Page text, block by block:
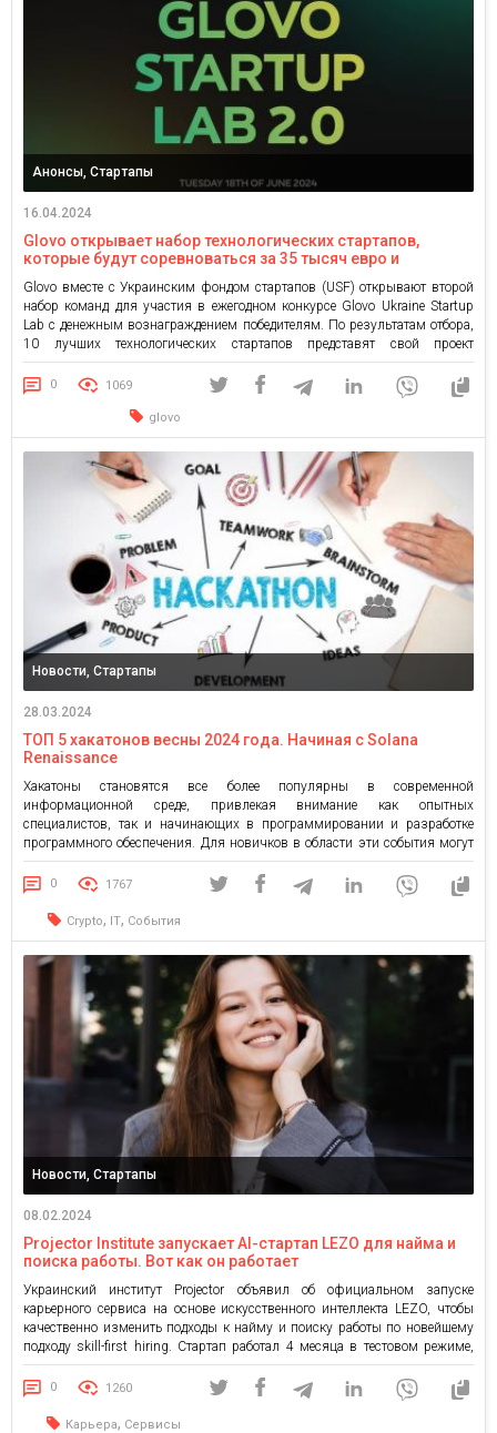
Анонсы, Стартапы
16.04.2024
Glovo открывает набор технологических стартапов,
которые будут соревноваться за 35 тысяч евро и
Glovo вместе с Украинским фондом стартапов (USF) открывают второй
набор команд для участия в ежегодном конкурсе Glovo Ukraine Startup
Lab с денежным вознаграждением победителям. По результатам отбора,
10 лучших технологических стартапов представят свой проект
потенциальным инвесторам и ключевым игрокам индустрии 18 июня в
Киеве в рамках конференции PowerUp, организуемой Glovo.
Конференция посвящена экономическому восстановлению Украины […]
0 1069
glovo
Новости, Стартапы
28.03.2024
ТОП 5 хакатонов весны 2024 года. Начиная с Solana
Renaissance
Хакатоны становятся все более популярны в современной
информационной среде, привлекая внимание как опытных
специалистов, так и начинающих в программировании и разработке
программного обеспечения. Для новичков в области эти события могут
оказаться действительно вдохновляющими и полезными. Они не только
дают возможность проверить свои знания и навыки в практических
условиях, но и создают благоприятную атмосферу для изучения, […]
0 1767
Crypto, IT, События
Новости, Стартапы
08.02.2024
Projector Institute запускает AI-стартап LEZO для найма и
поиска работы. Вот как он работает
Украинский институт Projector объявил об официальном запуске
карьерного сервиса на основе искусственного интеллекта LEZO, чтобы
качественно изменить подходы к найму и поиску работы по новейшему
подходу skill-first hiring. Стартап работал 4 месяца в тестовом режиме,
привлек 17 000 пользователей и 550 компаний на бета-сервисе.
Украинский ИТ-рынок утопает в вакансиях, на которые никто не
отзывается, и […]
0 1260
Карьера, Сервисы